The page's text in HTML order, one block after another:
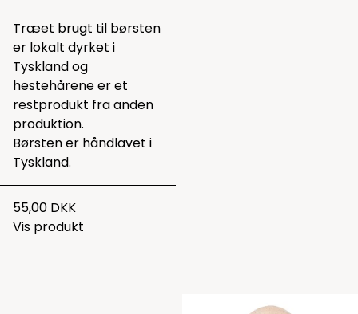
Træet brugt til børsten
er lokalt dyrket i
Tyskland og
hestehårene er et
restprodukt fra anden
produktion.
Børsten er håndlavet i
Tyskland.
55,00 DKK
Vis produkt